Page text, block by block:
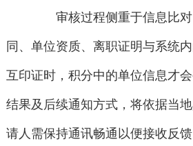
审核过程侧重于信息比对
同、单位资质、离职证明与系统
互印证时，积分中的单位信息才
结果及后续通知方式，将依据当
请人需保持通讯畅通以便接收反馈